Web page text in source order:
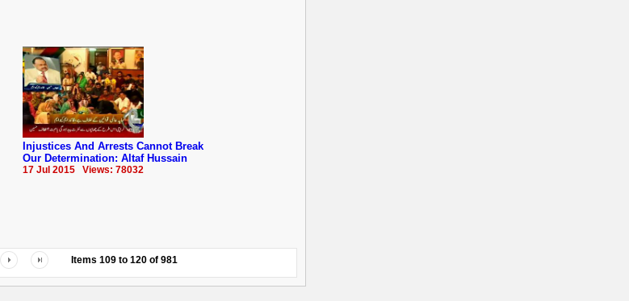
Injustices And Arrests Cannot Break
Our Determination: Altaf Hussain
17 Jul 2015 Views: 78032
Items 109 to 120 of 981